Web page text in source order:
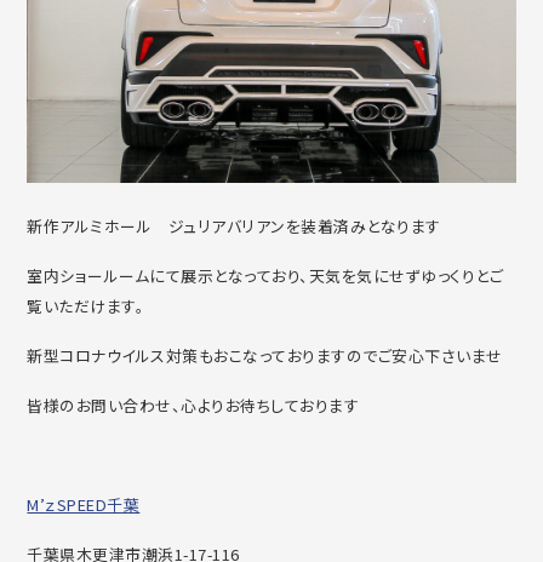
新作アルミホール ジュリアバリアンを装着済みとなります
室内ショールームにて展示となっており、天気を気にせずゆっくりとご
覧いただけます。
新型コロナウイルス対策もおこなっておりますのでご安心下さいませ
皆様のお問い合わせ、心よりお待ちしております
M’ｚSPEED千葉
千葉県木更津市潮浜1-17-116